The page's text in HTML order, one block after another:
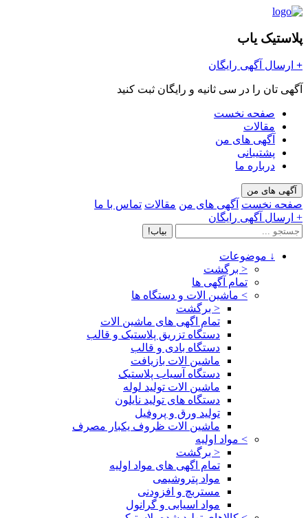
پلاستیک یاب
+ ارسال آگهی رایگان
آگهی تان را در سی ثانیه و رایگان ثبت کنید
صفحه نخست
مقالات
آگهی های من
پشتیبانی
درباره ما
آگهی های من
صفحه نخست آگهی های من مقالات تماس با ما
+ ارسال آگهی رایگان
بیاب!
↓ موضوعات
< برگشت
تمام آگهی ها
> ماشین الات و دستگاه ها
< برگشت
تمام اگهی های ماشین الات
دستگاه تزریق پلاستیک و قالب
دستگاه بادی و قالب
ماشین الات بازیافت
دستگاه آسیاب پلاستیک
ماشین الات تولید لوله
دستگاه های تولید نایلون
تولید ورق و پروفیل
ماشین الات ظروف یکبار مصرف
> مواد اولیه
< برگشت
تمام اگهی های مواد اولیه
مواد پتروشیمی
مستربچ و افزودنی
مواد اسیابی و گرانول